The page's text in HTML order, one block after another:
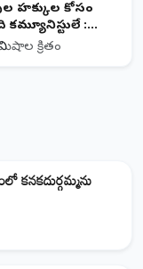
హక్కుల కోసం
:
సీతారాములు
క్రితం